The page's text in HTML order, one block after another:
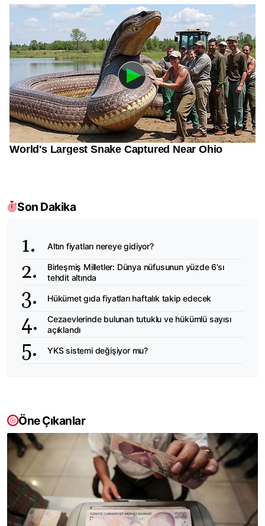
Son Dakika
Altın fiyatları nereye gidiyor?
Birleşmiş Milletler: Dünya nüfusunun yüzde 6’sı
tehdit altında
Hükümet gıda fiyatları haftalık takip edecek
Cezaevlerinde bulunan tutuklu ve hükümlü sayısı
açıklandı
YKS sistemi değişiyor mu?
Öne Çıkanlar